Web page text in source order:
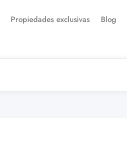
Propiedades exclusivas Blog